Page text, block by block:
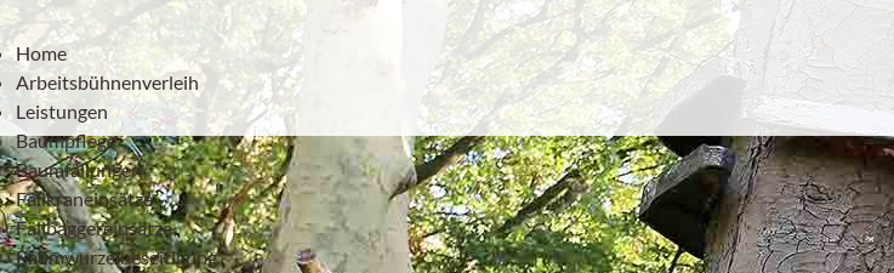
Home
Arbeitsbühnenverleih
Leistungen
Baumpflege
Baumfällungen
Fällkraneinsätze
Fällbaggereinsätze
Baumwurzelbeseitigung